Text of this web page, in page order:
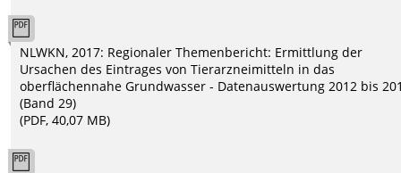
NLWKN, 2017: Regionaler Themenbericht: Ermittlung der
Ursachen des Eintrages von Tierarzneimitteln in das
oberflächennahe Grundwasser - Datenauswertung 2012 bis
(Band 29)
(PDF, 40,07 MB)